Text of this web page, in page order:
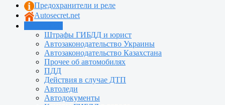
Предохранители и реле
Autosecret.net
Штрафы ГИБДД и юрист
Автозаконодательство Украины
Автозаконодательство Казахстана
Прочее об автомобилях
ПДД
Действия в случае ДТП
Автоледи
Автодокументы